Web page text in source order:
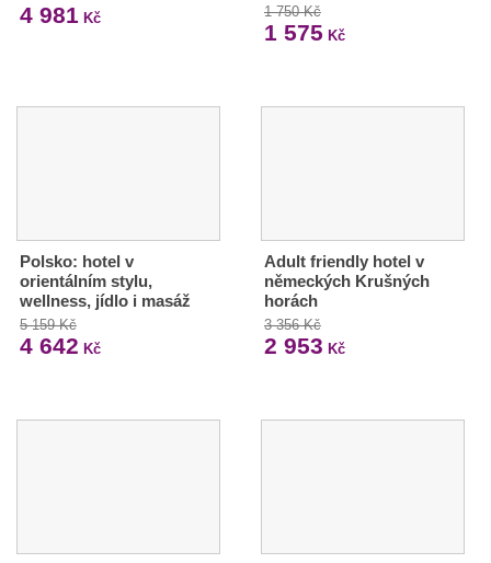
4 981 Kč 1 750 Kč
1 575 Kč
Polsko: hotel v
orientálním stylu,
wellness, jídlo i masáž
5 159 Kč
4 642 Kč
Adult friendly hotel v
německých Krušných
horách
3 356 Kč
2 953 Kč